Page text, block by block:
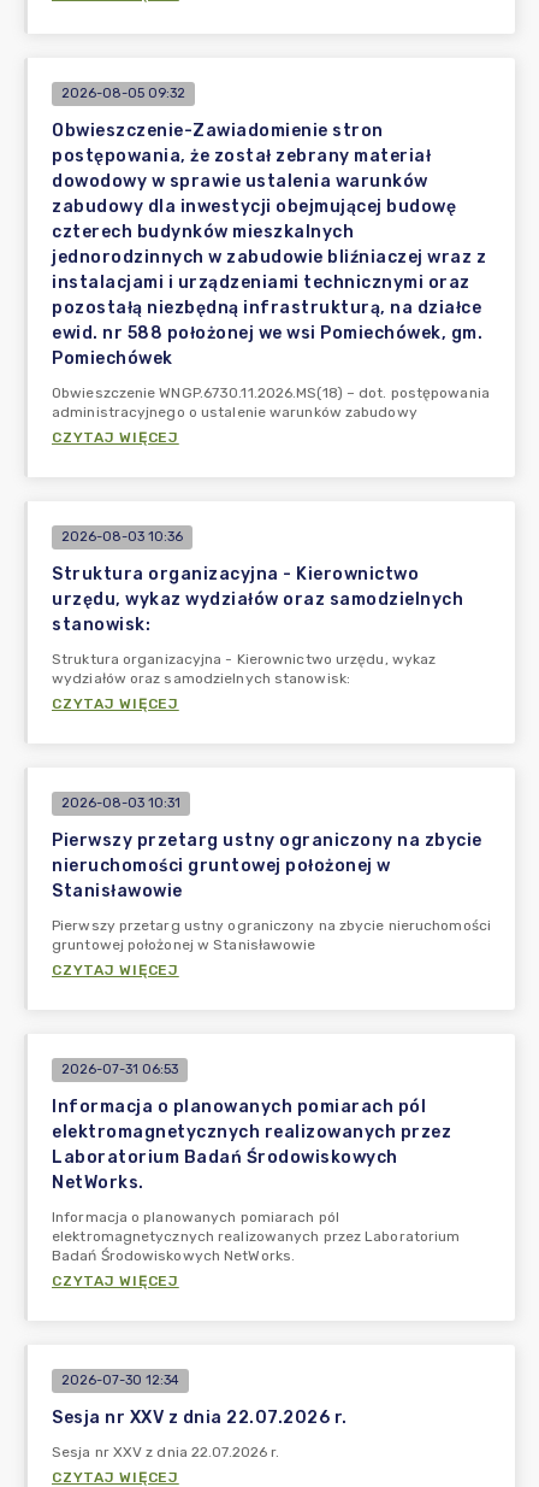
2026-08-05 09:32
Obwieszczenie-Zawiadomienie stron
postępowania, że został zebrany materiał
dowodowy w sprawie ustalenia warunków
zabudowy dla inwestycji obejmującej budowę
czterech budynków mieszkalnych
jednorodzinnych w zabudowie bliźniaczej wraz z
instalacjami i urządzeniami technicznymi oraz
pozostałą niezbędną infrastrukturą, na działce
ewid. nr 588 położonej we wsi Pomiechówek, gm.
Pomiechówek
Obwieszczenie WNGP.6730.11.2026.MS(18) – dot. postępowania
administracyjnego o ustalenie warunków zabudowy
CZYTAJ WIĘCEJ
2026-08-03 10:36
Struktura organizacyjna - Kierownictwo
urzędu, wykaz wydziałów oraz samodzielnych
stanowisk:
Struktura organizacyjna - Kierownictwo urzędu, wykaz
wydziałów oraz samodzielnych stanowisk:
CZYTAJ WIĘCEJ
2026-08-03 10:31
Pierwszy przetarg ustny ograniczony na zbycie
nieruchomości gruntowej położonej w
Stanisławowie
Pierwszy przetarg ustny ograniczony na zbycie nieruchomości
gruntowej położonej w Stanisławowie
CZYTAJ WIĘCEJ
2026-07-31 06:53
Informacja o planowanych pomiarach pól
elektromagnetycznych realizowanych przez
Laboratorium Badań Środowiskowych
NetWorks.
Informacja o planowanych pomiarach pól
elektromagnetycznych realizowanych przez Laboratorium
Badań Środowiskowych NetWorks.
CZYTAJ WIĘCEJ
2026-07-30 12:34
Sesja nr XXV z dnia 22.07.2026 r.
Sesja nr XXV z dnia 22.07.2026 r.
CZYTAJ WIĘCEJ